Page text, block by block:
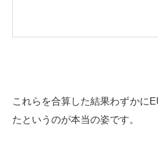
これらを合算した結果わずかに
たというのが本当の姿です。